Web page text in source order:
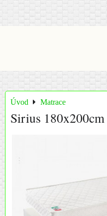
Úvod Matrace
Sirius 180x200cm